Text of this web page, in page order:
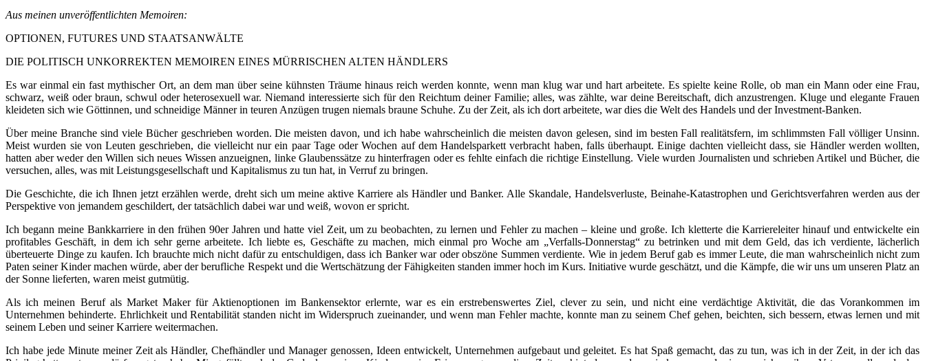
Aus meinen unveröffentlichten Memoiren:
OPTIONEN, FUTURES UND STAATSANWÄLTE
DIE POLITISCH UNKORREKTEN MEMOIREN EINES MÜRRISCHEN ALTEN HÄNDLERS
Es war einmal ein fast mythischer Ort, an dem man über seine kühnsten Träume hinaus reich werden konnte, wenn man klug war und hart arbeitete. Es spielte keine Rolle, ob man ein Mann oder eine Frau,
schwarz, weiß oder braun, schwul oder heterosexuell war. Niemand interessierte sich für den Reichtum deiner Familie; alles, was zählte, war deine Bereitschaft, dich anzustrengen. Kluge und elegante Frauen
kleideten sich wie Göttinnen, und schneidige Männer in teuren Anzügen trugen niemals braune Schuhe. Zu der Zeit, als ich dort arbeitete, war dies die Welt des Handels und der Investment-Banken.
Über meine Branche sind viele Bücher geschrieben worden. Die meisten davon, und ich habe wahrscheinlich die meisten davon gelesen, sind im besten Fall realitätsfern, im schlimmsten Fall völliger Unsinn.
Meist wurden sie von Leuten geschrieben, die vielleicht nur ein paar Tage oder Wochen auf dem Handelsparkett verbracht haben, falls überhaupt. Einige dachten vielleicht dass, sie Händler werden wollten,
hatten aber weder den Willen sich neues Wissen anzueignen, linke Glaubenssätze zu hinterfragen oder es fehlte einfach die richtige Einstellung. Viele wurden Journalisten und schrieben Artikel und Bücher, die
versuchen, alles, was mit Leistungsgesellschaft und Kapitalismus zu tun hat, in Verruf zu bringen.
Die Geschichte, die ich Ihnen jetzt erzählen werde, dreht sich um meine aktive Karriere als Händler und Banker. Alle Skandale, Handelsverluste, Beinahe-Katastrophen und Gerichtsverfahren werden aus der
Perspektive von jemandem geschildert, der tatsächlich dabei war und weiß, wovon er spricht.
Ich begann meine Bankkarriere in den frühen 90er Jahren und hatte viel Zeit, um zu beobachten, zu lernen und Fehler zu machen – kleine und große. Ich kletterte die Karriereleiter hinauf und entwickelte ein
profitables Geschäft, in dem ich sehr gerne arbeitete. Ich liebte es, Geschäfte zu machen, mich einmal pro Woche am „Verfalls-Donnerstag“ zu betrinken und mit dem Geld, das ich verdiente, lächerlich
überteuerte Dinge zu kaufen. Ich brauchte mich nicht dafür zu entschuldigen, dass ich Banker war oder obszöne Summen verdiente. Wie in jedem Beruf gab es immer Leute, die man wahrscheinlich nicht zum
Paten seiner Kinder machen würde, aber der berufliche Respekt und die Wertschätzung der Fähigkeiten standen immer hoch im Kurs. Initiative wurde geschätzt, und die Kämpfe, die wir uns um unseren Platz an
der Sonne lieferten, waren meist gutmütig.
Als ich meinen Beruf als Market Maker für Aktienoptionen im Bankensektor erlernte, war es ein erstrebenswertes Ziel, clever zu sein, und nicht eine verdächtige Aktivität, die das Vorankommen im
Unternehmen behinderte. Ehrlichkeit und Rentabilität standen nicht im Widerspruch zueinander, und wenn man Fehler machte, konnte man zu seinem Chef gehen, beichten, sich bessern, etwas lernen und mit
seinem Leben und seiner Karriere weitermachen.
Ich habe jede Minute meiner Zeit als Händler, Chefhändler und Manager genossen, Ideen entwickelt, Unternehmen aufgebaut und geleitet. Es hat Spaß gemacht, das zu tun, was ich in der Zeit, in der ich das